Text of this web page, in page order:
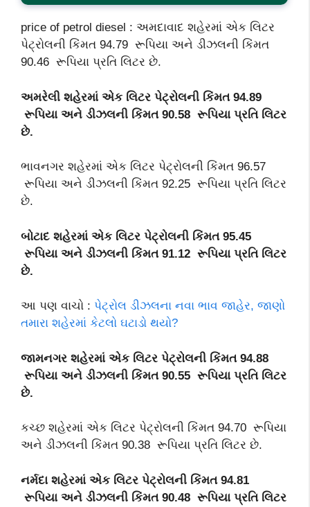
price of petrol diesel : અમદાવાદ શહેરમાં એક લિટર
પેટ્રોલની કિંમત 94.79 રૂપિયા અને ડીઝલની કિંમત
90.46 રૂપિયા પ્રતિ લિટર છે.
અમરેલી શહેરમાં એક લિટર પેટ્રોલની કિંમત 94.89
રૂપિયા અને ડીઝલની કિંમત 90.58 રૂપિયા પ્રતિ લિટર
છે.
ભાવનગર શહેરમાં એક લિટર પેટ્રોલની કિંમત 96.57
રૂપિયા અને ડીઝલની કિંમત 92.25 રૂપિયા પ્રતિ લિટર
છે.
બોટાદ શહેરમાં એક લિટર પેટ્રોલની કિંમત 95.45
રૂપિયા અને ડીઝલની કિંમત 91.12 રૂપિયા પ્રતિ લિટર
છે.
આ પણ વાચો : પેટ્રોલ ડીઝલના નવા ભાવ જાહેર, જાણો
તમારા શહેરમાં કેટલો ઘટાડો થયો?
જામનગર શહેરમાં એક લિટર પેટ્રોલની કિંમત 94.88
રૂપિયા અને ડીઝલની કિંમત 90.55 રૂપિયા પ્રતિ લિટર
છે.
કચ્છ શહેરમાં એક લિટર પેટ્રોલની કિંમત 94.70 રૂપિયા
અને ડીઝલની કિંમત 90.38 રૂપિયા પ્રતિ લિટર છે.
નર્મદા શહેરમાં એક લિટર પેટ્રોલની કિંમત 94.81
રૂપિયા અને ડીઝલની કિંમત 90.48 રૂપિયા પ્રતિ લિટર